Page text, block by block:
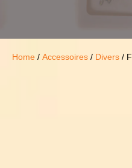
Home / Accessoires / Divers /